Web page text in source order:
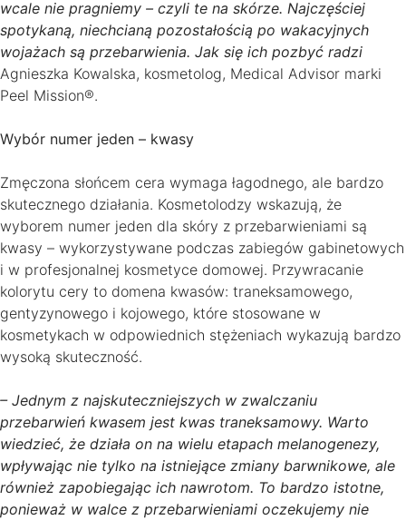
wcale nie pragniemy – czyli te na skórze. Najczęściej
spotykaną, niechcianą pozostałością po wakacyjnych
wojażach są przebarwienia. Jak się ich pozbyć radzi
Agnieszka Kowalska, kosmetolog, Medical Advisor marki
Peel Mission®.
Wybór numer jeden – kwasy
Zmęczona słońcem cera wymaga łagodnego, ale bardzo
skutecznego działania. Kosmetolodzy wskazują, że
wyborem numer jeden dla skóry z przebarwieniami są
kwasy – wykorzystywane podczas zabiegów gabinetowych
i w profesjonalnej kosmetyce domowej. Przywracanie
kolorytu cery to domena kwasów: traneksamowego,
gentyzynowego i kojowego, które stosowane w
kosmetykach w odpowiednich stężeniach wykazują bardzo
wysoką skuteczność.
– Jednym z najskuteczniejszych w zwalczaniu
przebarwień kwasem jest kwas traneksamowy. Warto
wiedzieć, że działa on na wielu etapach melanogenezy,
wpływając nie tylko na istniejące zmiany barwnikowe, ale
również zapobiegając ich nawrotom. To bardzo istotne,
ponieważ w walce z przebarwieniami oczekujemy nie